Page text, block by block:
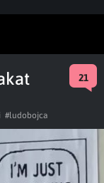
21
#ludobojca